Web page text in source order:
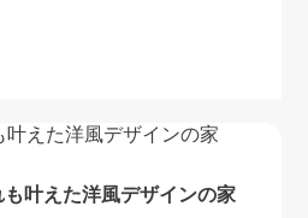
叶えた洋風デザインの家